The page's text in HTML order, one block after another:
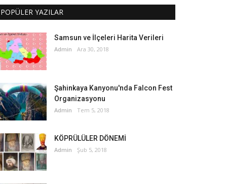
POPÜLER YAZILAR
Samsun ve İlçeleri Harita Verileri
Admin Ara 30, 2018
Şahinkaya Kanyonu'nda Falcon Fest
Organizasyonu
Admin Tem 5, 2018
KÖPRÜLÜLER DÖNEMİ
Admin Şub 5, 2018